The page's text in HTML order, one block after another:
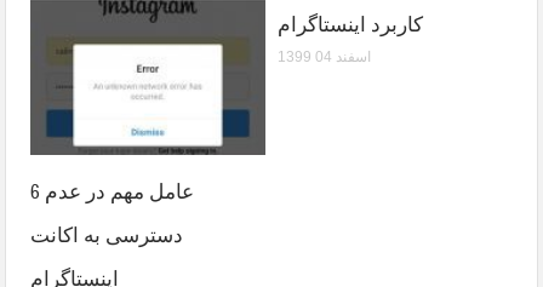
6 عامل مهم در عدم
دسترسی به اکانت
اینستاگرام
کاربرد اینستاگرام
1399 اسفند 04